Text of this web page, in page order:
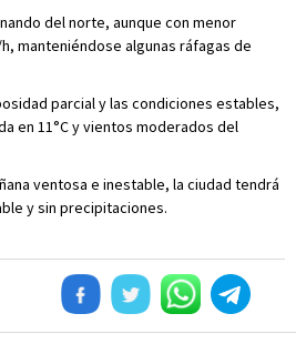
del norte, aunque con menor
manteniéndose algunas ráfagas de
parcial y las condiciones estables,
en 11°C y vientos moderados del
ventosa e inestable, la ciudad tendrá
y sin precipitaciones.